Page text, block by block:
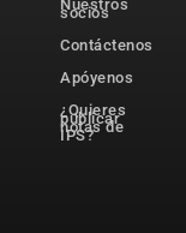
Nuestros
socios
Contáctenos
Apóyenos
¿Quieres
publicar
notas de
IPS?